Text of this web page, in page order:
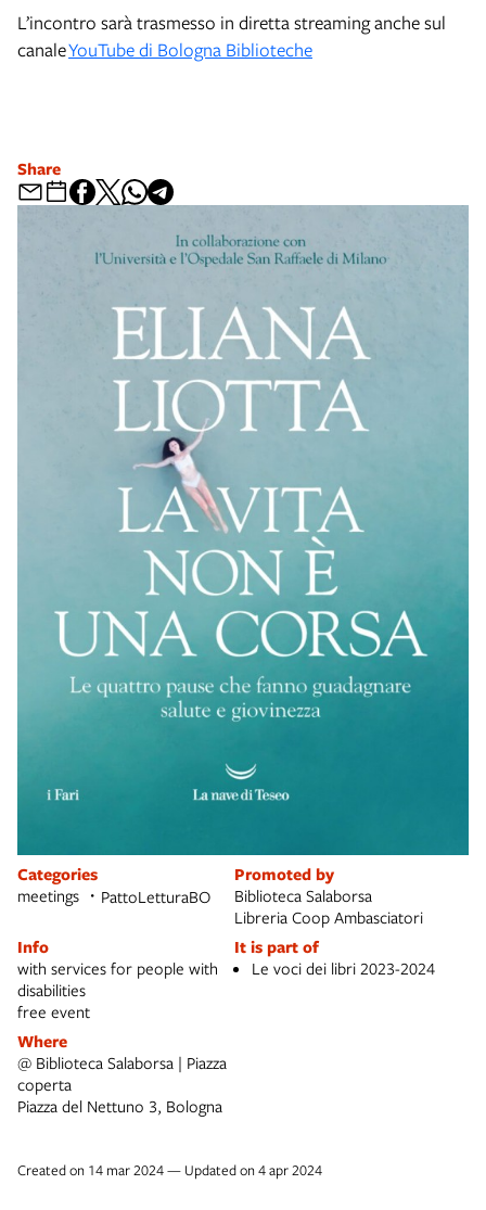
L’incontro sarà trasmesso in diretta streaming anche sul
canaleYouTube di Bologna Biblioteche
Categories
meetings PattoLetturaBO
Promoted by
Biblioteca Salaborsa
Libreria Coop Ambasciatori
Info
with services for people with
disabilities
free event
It is part of
Le voci dei libri 2023-2024
Where
@ Biblioteca Salaborsa | Piazza
coperta
Piazza del Nettuno 3, Bologna
Share
Created on 14 mar 2024 — Updated on 4 apr 2024